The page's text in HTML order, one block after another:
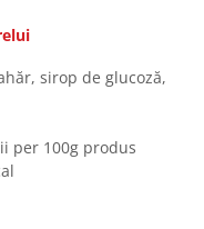
sirop de glucoză,
per 100g produs